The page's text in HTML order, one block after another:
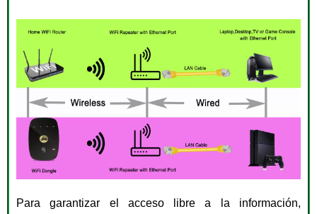
Para garantizar el acceso libre a la información,